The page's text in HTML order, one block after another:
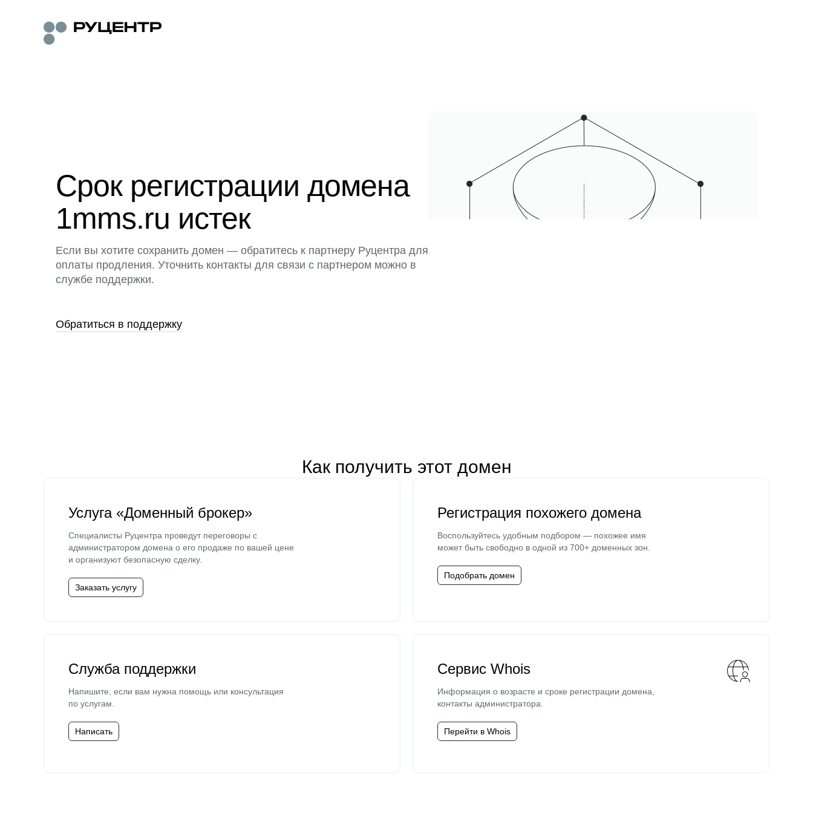
Срок регистрации домена
1mms.ru истек
Если вы хотите сохранить домен — обратитесь к партнеру Руцентра для
оплаты продления. Уточнить контакты для связи с партнером можно в
службе поддержки.
Обратиться в поддержку
Как получить этот домен
Услуга «Доменный брокер»
Специалисты Руцентра проведут переговоры с
администратором домена о его продаже по вашей цене
и организуют безопасную сделку.
Заказать услугу
Регистрация похожего домена
Воспользуйтесь удобным подбором — похожее имя
может быть свободно в одной из 700+ доменных зон.
Подобрать домен
Служба поддержки
Напишите, если вам нужна помощь или консультация
по услугам.
Написать
Сервис Whois
Информация о возрасте и сроке регистрации домена,
контакты администратора.
Перейти в Whois